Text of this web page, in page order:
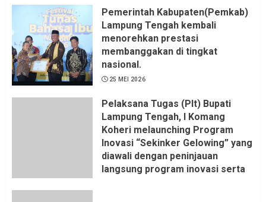
Pemerintah Kabupaten(Pemkab)
Lampung Tengah kembali
menorehkan prestasi
membanggakan di tingkat
nasional.
25 MEI 2026
Pelaksana Tugas (Plt) Bupati
Lampung Tengah, I Komang
Koheri melaunching Program
Inovasi “Sekinker Gelowing” yang
diawali dengan peninjauan
langsung program inovasi serta